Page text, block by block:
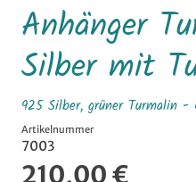
Anhänger
Silber mit
925 Silber, grüner Turmalin -
Artikelnummer
7003
210,00 €